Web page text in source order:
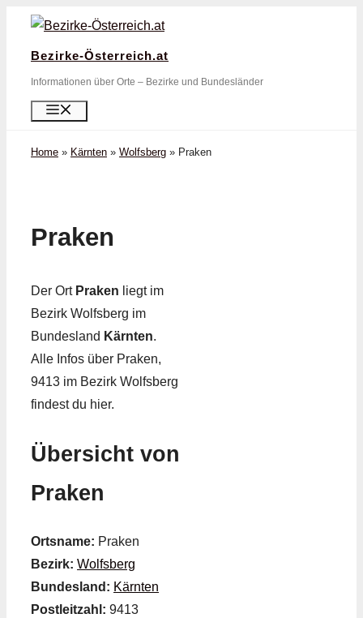
Zum
springen
Bezirke-Österreich.at
Informationen über Orte – Bezirke und Bundesländer
Home » Kärnten » Wolfsberg » Praken
Praken
Der Ort Praken liegt im
Bezirk Wolfsberg im
Bundesland Kärnten.
Alle Infos über Praken,
9413 im Bezirk Wolfsberg
findest du hier.
Übersicht von
Praken
Ortsname: Praken
Bezirk: Wolfsberg
Bundesland: Kärnten
Postleitzahl: 9413